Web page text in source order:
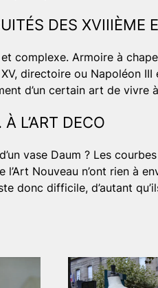
DES XVIIIÈME
complexe. Armoire à
directoire ou Napoléon
d’un certain art de vivre
L’ART DECO
vase Daum ? Les
Nouveau n’ont rien à
donc difficile, d’autant